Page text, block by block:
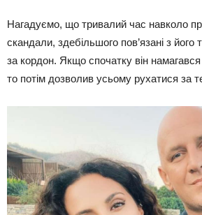
Нагадуємо, що тривалий час навколо
скандали, здебільшого пов’язані з його
за кордон. Якщо спочатку він намагався
то потім дозволив усьому рухатися за